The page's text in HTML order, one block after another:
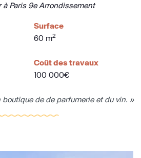
Paris 9e Arrondissement
Surface
60 m2
Coût des travaux
100 000€
boutique de de parfumerie et du vin. »